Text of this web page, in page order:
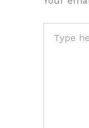
here..